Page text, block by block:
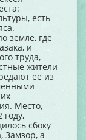
есть
земле, где
и
труда,
жители
ее из
Место,
году,
сбоку
Замзор, а